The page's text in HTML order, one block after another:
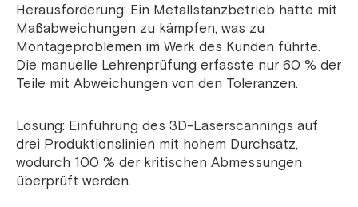
Herausforderung: Ein Metallstanzbetrieb hatte mit
Maßabweichungen zu kämpfen, was zu
Montageproblemen im Werk des Kunden führte.
Die manuelle Lehrenprüfung erfasste nur 60 % der
Teile mit Abweichungen von den Toleranzen.
Lösung: Einführung des 3D-Laserscannings auf
drei Produktionslinien mit hohem Durchsatz,
wodurch 100 % der kritischen Abmessungen
überprüft werden.